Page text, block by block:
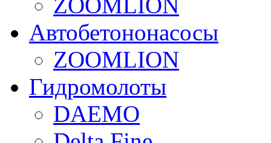
Автобетононасосы
ZOOMLION
Гидромолоты
DAEMO